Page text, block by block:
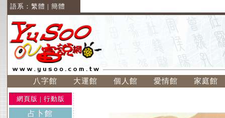
語系： 繁體 | 簡體
八字館 大運館 個人館 愛情館 家庭館
網頁版 | 行動版
占卜館